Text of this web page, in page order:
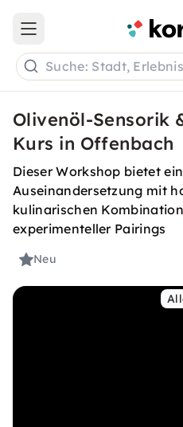
Open main menu
Suche: Stadt, Erlebnis
Olivenöl-Sensorik
Kurs in Offenbach
Dieser Workshop bietet
Auseinandersetzung mit
kulinarischen
experimenteller Pairings
Neu